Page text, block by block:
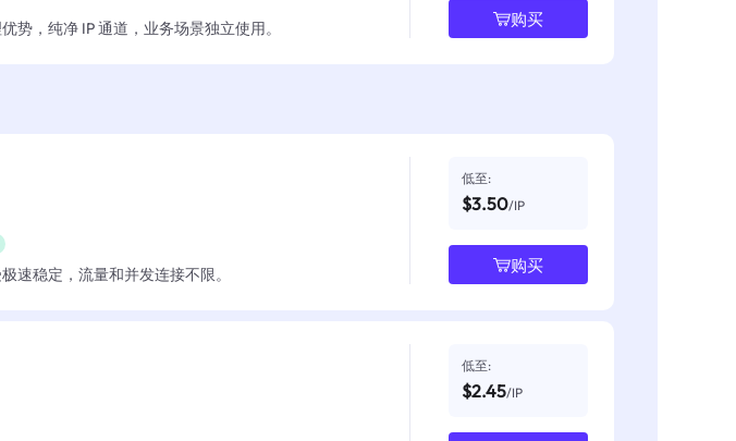
势，纯净 IP 通道，业务场景独立使用。 购买
速稳定，流量和并发连接不限。
低至:
$3.50/IP
购买
低至:
$2.45/IP